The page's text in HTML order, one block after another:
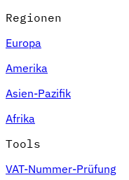
Regionen
Europa
Amerika
Asien-Pazifik
Afrika
Tools
VAT-Nummer-Prüfung